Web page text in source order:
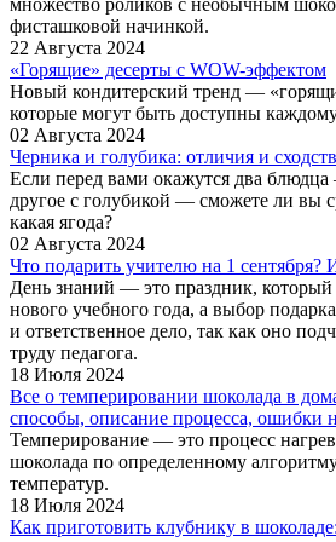
фисташковой начинкой.
22 Августа 2024
«Горящие» десерты с WOW-эффектом
Новый кондитерский тренд —
которые могут быть доступны
02 Августа 2024
Черника и голубика: отличия и
Если перед вами окажутся два
другое с голубикой — сможете ли вы
какая ягода?
02 Августа 2024
Что подарить учителю на 1 сентября?
День знаний — это праздник, который
нового учебного года, а выбор
и ответственное дело, так как оно
труду педагога.
18 Июля 2024
Все о темперировании шоколада в
способы, описание процесса, ошибки
Темперирование — это процесс
шоколада по определенному
температур.
18 Июля 2024
Как приготовить клубнику в